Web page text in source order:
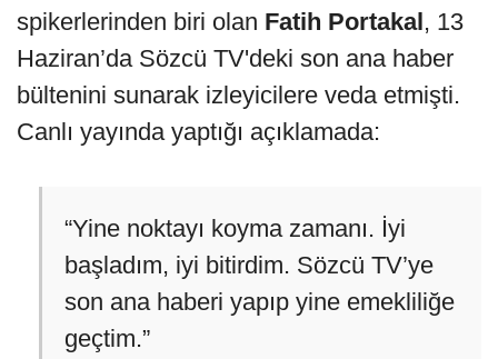
spikerlerinden biri olan Fatih Portakal, 13
Haziran’da Sözcü TV'deki son ana haber
bültenini sunarak izleyicilere veda etmişti.
Canlı yayında yaptığı açıklamada:
“Yine noktayı koyma zamanı. İyi
başladım, iyi bitirdim. Sözcü TV’ye
son ana haberi yapıp yine emekliliğe
geçtim.”